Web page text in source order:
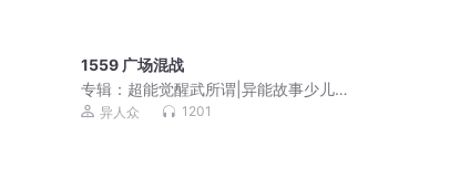
1559 广场混战
专辑： 超能觉醒武所谓|异能故事少儿版|
千面世界
异人众 1201